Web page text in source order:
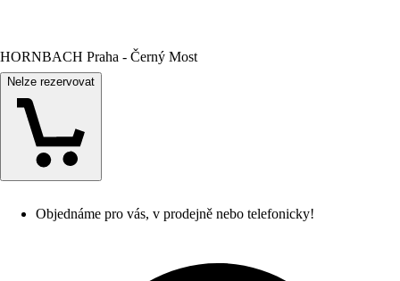
HORNBACH Praha - Černý Most
Nelze rezervovat
Objednáme pro vás, v prodejně nebo telefonicky!